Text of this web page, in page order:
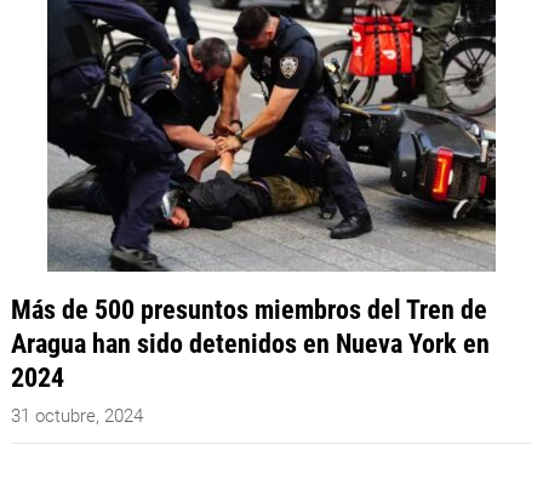
Más de 500 presuntos miembros del Tren de
Aragua han sido detenidos en Nueva York en
2024
31 octubre, 2024